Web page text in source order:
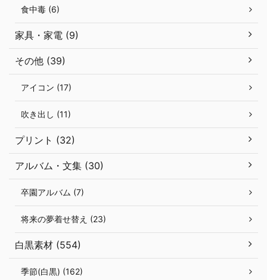
食中毒 (6)
家具・家電 (9)
その他 (39)
アイコン (17)
吹き出し (11)
プリント (32)
アルバム・文集 (30)
卒園アルバム (7)
将来の夢着せ替え (23)
白黒素材 (554)
季節(白黒) (162)